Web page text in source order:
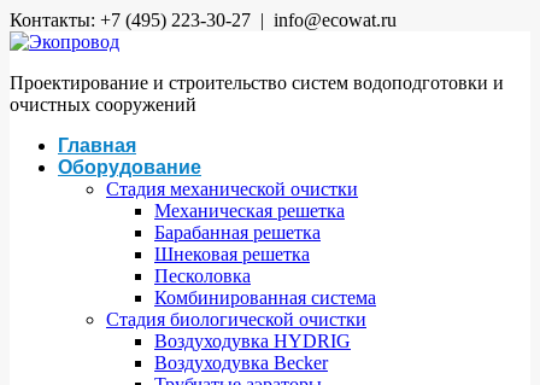
Контакты: +7 (495) 223-30-27 | info@ecowat.ru
Проектирование и строительство систем водоподготовки и
очистных сооружений
Главная
Оборудование
Стадия механической очистки
Механическая решетка
Барабанная решетка
Шнековая решетка
Песколовка
Комбинированная система
Стадия биологической очистки
Воздуходувка HYDRIG
Воздуходувка Becker